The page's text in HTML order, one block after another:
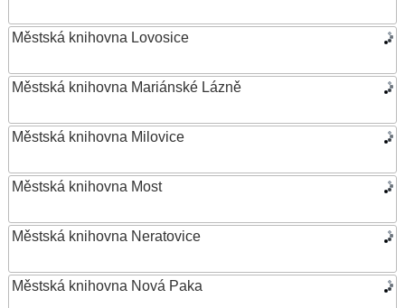
Městská knihovna Lovosice
Městská knihovna Mariánské Lázně
Městská knihovna Milovice
Městská knihovna Most
Městská knihovna Neratovice
Městská knihovna Nová Paka